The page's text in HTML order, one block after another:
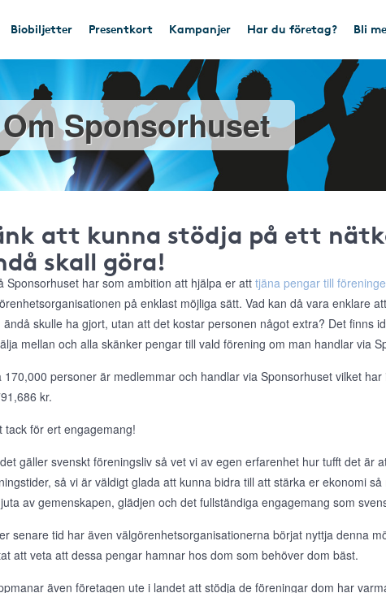
Biobiljetter Presentkort Kampanjer Har du företag? Bli
Om Sponsorhuset
att kunna stödja på ett
skall göra!
Sponsorhuset har som ambition att hjälpa er att tjäna pengar till
på enklast möjliga sätt. Vad kan då vara enklare
ändå skulle ha gjort, utan att det kostar personen något extra? Det finns
mellan och alla skänker pengar till vald förening om man handlar via
170,000 personer är medlemmar och handlar via Sponsorhuset vilket
kr.
tack för ert engagemang!
gäller svenskt föreningsliv så vet vi av egen erfarenhet hur tufft det är
så vi är väldigt glada att kunna bidra till att stärka er ekonomi
av gemenskapen, glädjen och det fullständiga engagemang som
senare tid har även välgörenhetsorganisationerna börjat nyttja denna
att veta att dessa pengar hamnar hos dom som behöver dom bäst.
även företagen ute i landet att stödja de föreningar dom har